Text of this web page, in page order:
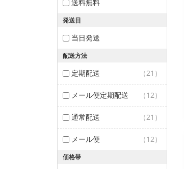
送料無料
発送日
当日発送
配送方法
定期配送 （21）
メール便定期配送 （12）
通常配送 （21）
メール便 （12）
価格帯